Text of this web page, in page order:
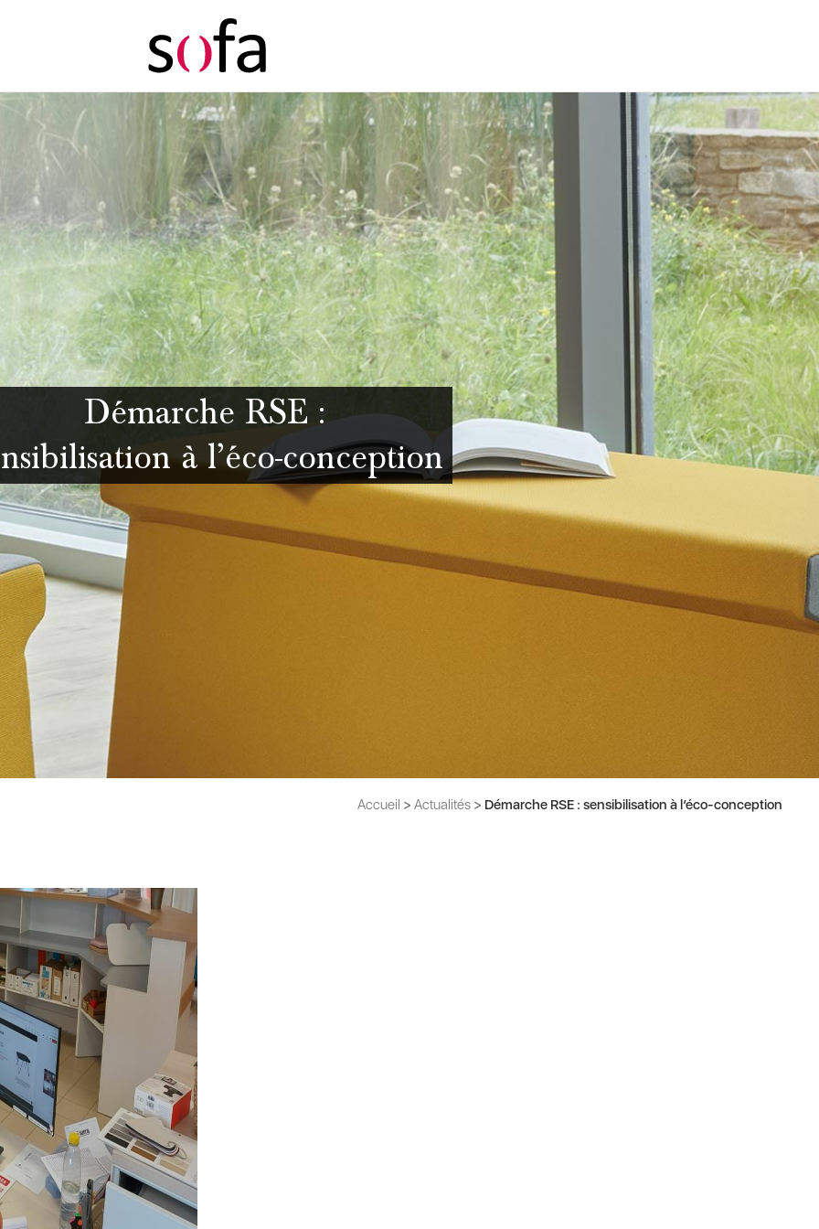
Démarche RSE :
à l’éco-conception
Accueil > Actualités> Démarche RSE : sensibilisation à l’éco-conception